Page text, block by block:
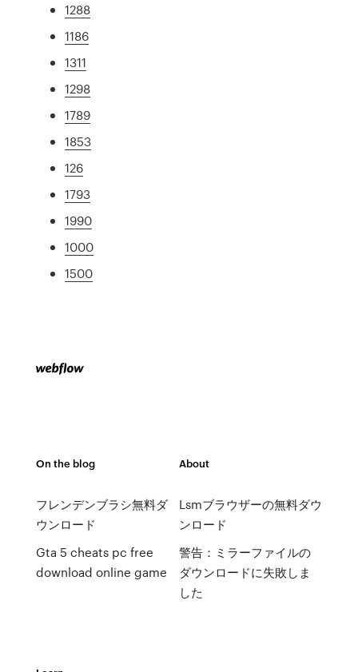
1288
1186
1311
1298
1789
1853
126
1793
1990
1000
1500
On the blog
フレンデンブラシ無料ダ
ウンロード
Gta 5 cheats pc free
download online game
About
Lsmブラウザーの無料ダウ
ンロード
警告：ミラーファイルの
ダウンロードに失敗しま
した